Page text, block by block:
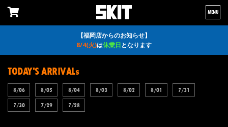
【福岡店からのお知らせ】
8/4(火)は休業日となります
MENU
TODAY'S ARRIVALs
8/06 8/05 8/04 8/03 8/02 8/01 7/31
7/30 7/29 7/28